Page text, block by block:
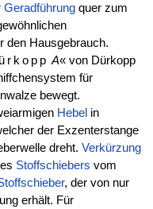
Geradführungquer zum
den Hausgebrauch.
A« von Dürkopp
für
bewegt.
Hebel in
der Exzenterstange
dreht. Verkürzung
Stoffschiebers vom
, der von nur
erhält. Für